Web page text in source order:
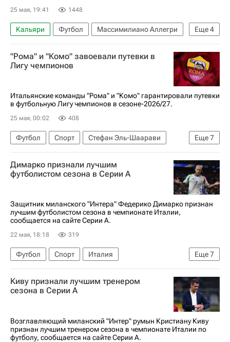
25 мая, 19:41 1448
Еще4
Кальяри Футбол
Массимилиано Аллегри
Милан
Ювентус
Лига чемпионов УЕФА 2026-2027
Серия А 2026-2027 (Чемпионат Италии по футболу)
"Рома" и "Комо" завоевали путевки в
Лигу чемпионов
Итальянские команды "Рома" и "Комо" гарантировали путевки
в футбольную Лигу чемпионов в сезоне-2026/27.
25 мая, 00:02 408
Еще7
Футбол Спорт
Стефан Эль-Шаарави
Люка да Кунья
Федерико Бонаццоли
Комо
Рома
Верона
Серия А 2026-2027 (Чемпионат Италии по футболу)
Димарко признали лучшим
футболистом сезона в Серии А
Защитник миланского "Интера" Федерико Димарко признан
лучшим футболистом сезона в чемпионате Италии,
сообщается на сайте Серии А.
22 мая, 18:18 319
Еще7
Футбол Спорт
Италия
Федерико Димарко
Кристиан Киву
Миле Свилар
Болонья Рома
Серия А 2026-2027 (Чемпионат Италии по футболу)
Киву признали лучшим тренером
сезона в Серии А
Возглавляющий миланский "Интер" румын Кристиану Киву
признан лучшим тренером сезона в чемпионате Италии по
футболу, сообщается на сайте Серии А.